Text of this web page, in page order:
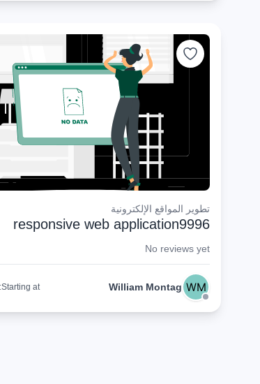
تطوير المواقع الإلكترونية
responsive web application9996
No reviews yet
William Montag
Starting at: